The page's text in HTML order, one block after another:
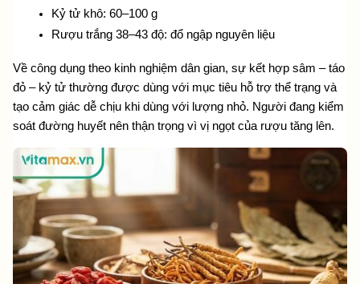
Kỷ tử khô: 60–100 g
Rượu trắng 38–43 độ: đổ ngập nguyên liệu
Về công dụng theo kinh nghiệm dân gian, sự kết hợp sâm – táo
đỏ – kỷ tử thường được dùng với mục tiêu hỗ trợ thể trạng và
tạo cảm giác dễ chịu khi dùng với lượng nhỏ. Người đang kiểm
soát đường huyết nên thận trọng vì vị ngọt của rượu tăng lên.